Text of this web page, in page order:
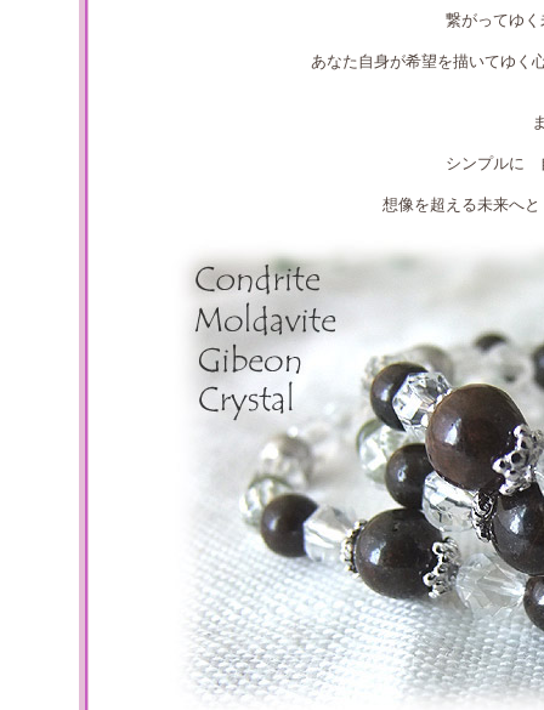
繋がってゆ
あなた自身が希望を描いてゆ
シンプルに
想像を超える未来へ